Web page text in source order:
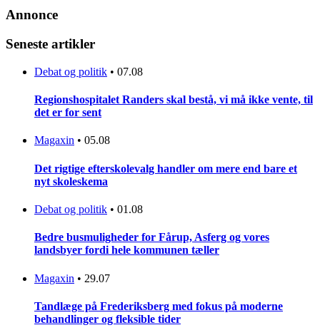
Annonce
Seneste artikler
Debat og politik • 07.08
Regionshospitalet Randers skal bestå, vi må ikke vente, til
det er for sent
Magaxin • 05.08
Det rigtige efterskolevalg handler om mere end bare et
nyt skoleskema
Debat og politik • 01.08
Bedre busmuligheder for Fårup, Asferg og vores
landsbyer fordi hele kommunen tæller
Magaxin • 29.07
Tandlæge på Frederiksberg med fokus på moderne
behandlinger og fleksible tider